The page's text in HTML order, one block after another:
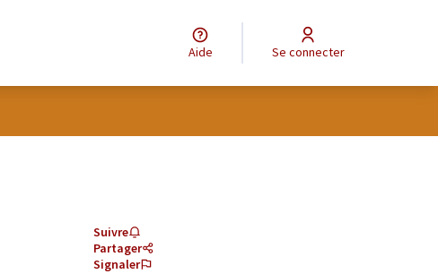
Aide Se connecter
Suivre
Partager
Signaler